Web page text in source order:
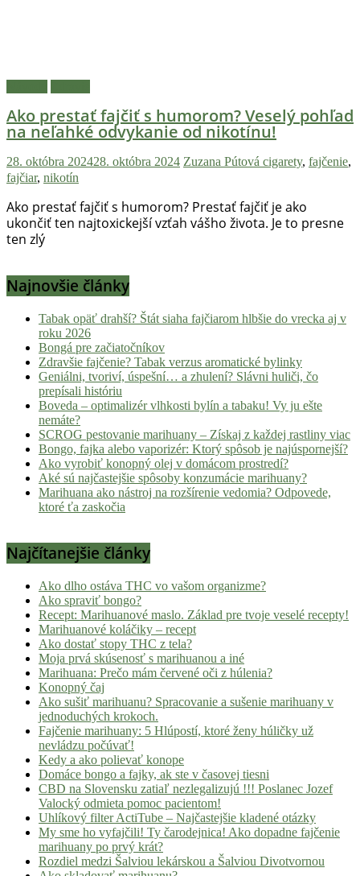
Ako prestať fajčiť s humorom? Veselý pohľad
na neľahké odvykanie od nikotínu!
28. októbra 202428. októbra 2024 Zuzana Pútová cigarety, fajčenie,
fajčiar, nikotín
Ako prestať fajčiť s humorom? Prestať fajčiť je ako
ukončiť ten najtoxickejší vzťah vášho života. Je to presne
ten zlý
Najnovšie články
Tabak opäť drahší? Štát siaha fajčiarom hlbšie do vrecka aj v
roku 2026
Bongá pre začiatočníkov
Zdravšie fajčenie? Tabak verzus aromatické bylinky
Geniálni, tvoriví, úspešní… a zhulení? Slávni huliči, čo
prepísali históriu
Boveda – optimalizér vlhkosti bylín a tabaku! Vy ju ešte
nemáte?
SCROG pestovanie marihuany – Získaj z každej rastliny viac
Bongo, fajka alebo vaporizér: Ktorý spôsob je najúspornejší?
Ako vyrobiť konopný olej v domácom prostredí?
Aké sú najčastejšie spôsoby konzumácie marihuany?
Marihuana ako nástroj na rozšírenie vedomia? Odpovede,
ktoré ťa zaskočia
Najčítanejšie články
Ako dlho ostáva THC vo vašom organizme?
Ako spraviť bongo?
Recept: Marihuanové maslo. Základ pre tvoje veselé recepty!
Marihuanové koláčiky – recept
Ako dostať stopy THC z tela?
Moja prvá skúsenosť s marihuanou a iné
Marihuana: Prečo mám červené oči z húlenia?
Konopný čaj
Ako sušiť marihuanu? Spracovanie a sušenie marihuany v
jednoduchých krokoch.
Fajčenie marihuany: 5 Hlúpostí, ktoré ženy húličky už
nevládzu počúvať!
Kedy a ako polievať konope
Domáce bongo a fajky, ak ste v časovej tiesni
CBD na Slovensku zatiaľ nezlegalizujú !!! Poslanec Jozef
Valocký odmieta pomoc pacientom!
Uhlíkový filter ActiTube – Najčastejšie kladené otázky
My sme ho vyfajčili! Ty čarodejnica! Ako dopadne fajčenie
marihuany po prvý krát?
Rozdiel medzi Šalviou lekárskou a Šalviou Divotvornou